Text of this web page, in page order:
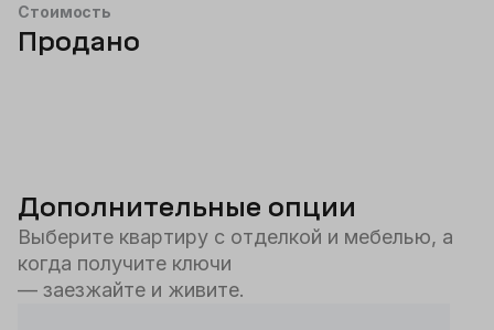
Стоимость
Продано
Дополнительные опции
Выберите квартиру с отделкой и мебелью, а
когда получите ключи
— заезжайте и живите.